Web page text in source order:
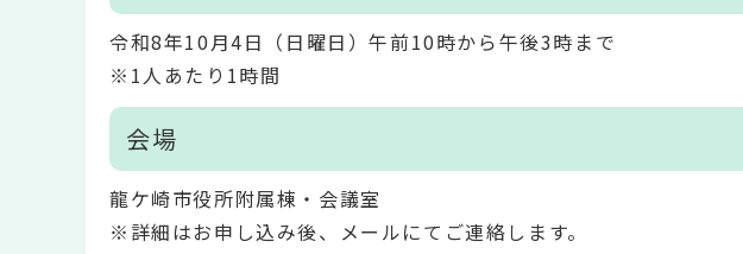
令和8年10月4日（日曜日）午前10時から午後3時まで
※1人あたり1時間
会場
龍ケ崎市役所附属棟・会議室
※詳細はお申し込み後、メールにてご連絡します。